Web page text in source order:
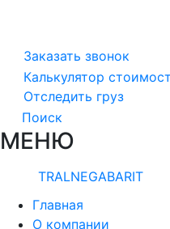
Заказать звонок
Калькулятор
Отследить груз
Поиск
МЕНЮ
TRALNEGABARIT
Главная
О компании